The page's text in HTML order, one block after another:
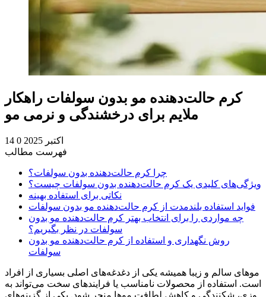
کرم حالت‌دهنده مو بدون سولفات راهکار
ملایم برای درخشندگی و نرمی مو
14 اکتبر 2025
0
فهرست مطالب
چرا کرم حالت‌دهنده بدون سولفات؟
ویژگی‌های کلیدی یک کرم حالت‌دهنده بدون سولفات چیست؟
نکاتی برای استفاده بهینه
فواید استفاده بلندمدت از کرم حالت‌دهنده مو بدون سولفات
چه مواردی را برای انتخاب بهتر کرم حالت‌دهنده مو بدون
سولفات در نظر بگیریم؟
روش نگهداری و استفاده از کرم حالت‌دهنده مو بدون
سولفات
موهای سالم و زیبا همیشه یکی از دغدغه‌های اصلی بسیاری از افراد
است. استفاده از محصولات نامناسب یا فرایندهای سخت می‌تواند به
وزی، شکنندگی و کاهش لطافت موها منجر شود. یکی از گزینه‌های